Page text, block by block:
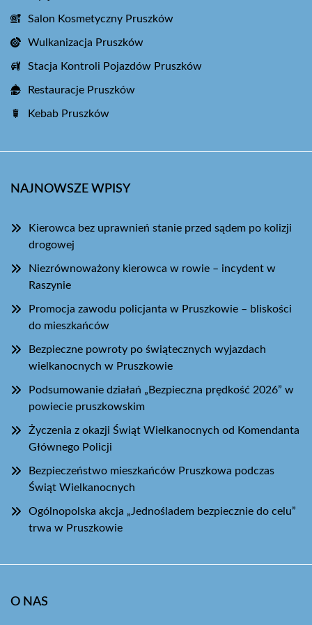
Salon Kosmetyczny Pruszków
Wulkanizacja Pruszków
Stacja Kontroli Pojazdów Pruszków
Restauracje Pruszków
Kebab Pruszków
NAJNOWSZE WPISY
Kierowca bez uprawnień stanie przed sądem po kolizji
drogowej
Niezrównoważony kierowca w rowie – incydent w
Raszynie
Promocja zawodu policjanta w Pruszkowie – bliskości
do mieszkańców
Bezpieczne powroty po świątecznych wyjazdach
wielkanocnych w Pruszkowie
Podsumowanie działań „Bezpieczna prędkość 2026” w
powiecie pruszkowskim
Życzenia z okazji Świąt Wielkanocnych od Komendanta
Głównego Policji
Bezpieczeństwo mieszkańców Pruszkowa podczas
Świąt Wielkanocnych
Ogólnopolska akcja „Jednośladem bezpiecznie do celu”
trwa w Pruszkowie
O NAS